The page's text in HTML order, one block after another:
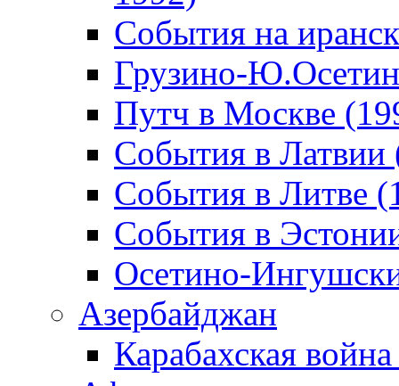
События на
Грузино-
Путч в Москве
События в Латвии
События в Литве
События в
Осетино-
Азербайджан
Карабахская